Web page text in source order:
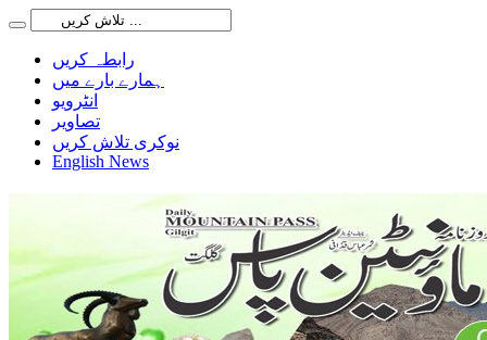
رابطہ کریں
ہمارے بارے میں
انٹرویو
تصاویر
نوکری تلاش کریں
English News